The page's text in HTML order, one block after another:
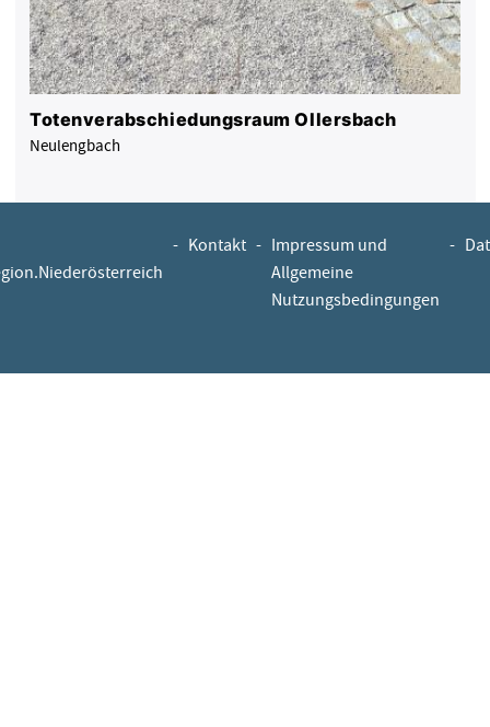
Totenverabschiedungsraum Ollersbach
Neulengbach
- Kontakt - Impressum und
Allgemeine
Nutzungsbedingungen
-